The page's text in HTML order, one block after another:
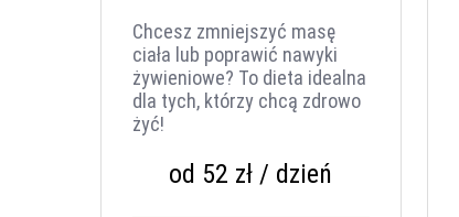
Chcesz zmniejszyć masę
ciała lub poprawić nawyki
żywieniowe? To dieta idealna
dla tych, którzy chcą zdrowo
żyć!
od 52 zł / dzień